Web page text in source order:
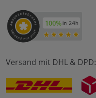
Versand mit DHL & DPD: